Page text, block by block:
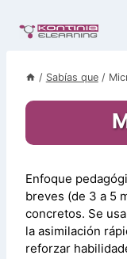
contenido
/ Sabías que /
Enfoque
breves (de 3 a 5
concretos. Se
la asimilación
reforzar